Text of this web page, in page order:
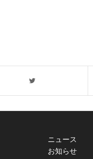
ニュース
お知らせ